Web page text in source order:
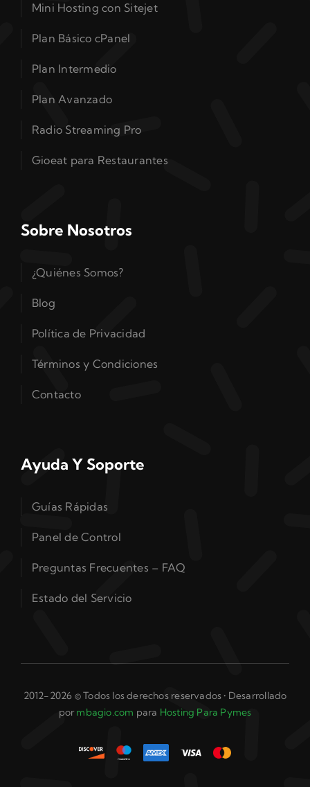
Mini Hosting con Sitejet
Plan Básico cPanel
Plan Intermedio
Plan Avanzado
Radio Streaming Pro
Gioeat para Restaurantes
Sobre Nosotros
¿Quiénes Somos?
Blog
Política de Privacidad
Términos y Condiciones
Contacto
Ayuda Y Soporte
Guías Rápidas
Panel de Control
Preguntas Frecuentes – FAQ
Estado del Servicio
2012-2026 © Todos los derechos reservados • Desarrollado
pormbagio.com para Hosting Para Pymes